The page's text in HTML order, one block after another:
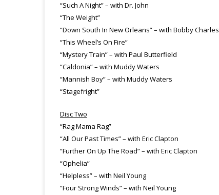
“Such A Night” – with Dr. John
“The Weight”
“Down South In New Orleans” – with Bobby Charles
“This Wheel’s On Fire”
“Mystery Train” – with Paul Butterfield
“Caldonia” – with Muddy Waters
“Mannish Boy” – with Muddy Waters
“Stagefright”
Disc Two
“Rag Mama Rag”
“All Our Past Times” – with Eric Clapton
“Further On Up The Road” – with Eric Clapton
“Ophelia”
“Helpless” – with Neil Young
“Four Strong Winds” – with Neil Young